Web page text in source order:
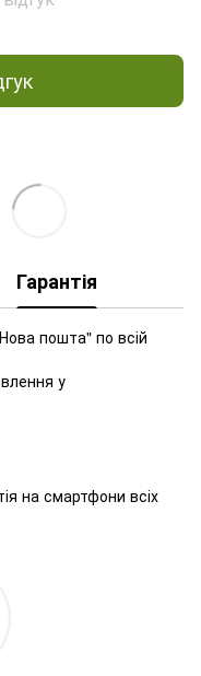
Гарантія
пошта" по всій
у
на смартфони всіх